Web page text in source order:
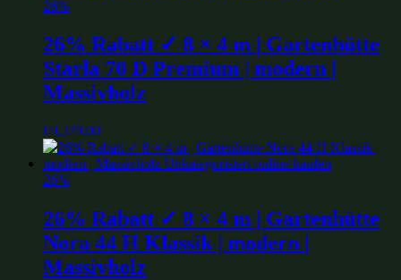
26%
26% Rabatt ✓ 8 × 4 m | Gartenhütte
Starla 70 D Premium | modern |
Massivholz
€9,279.00
26%
26% Rabatt ✓ 8 × 4 m | Gartenhütte
Nora 44 H Klassik | modern |
Massivholz